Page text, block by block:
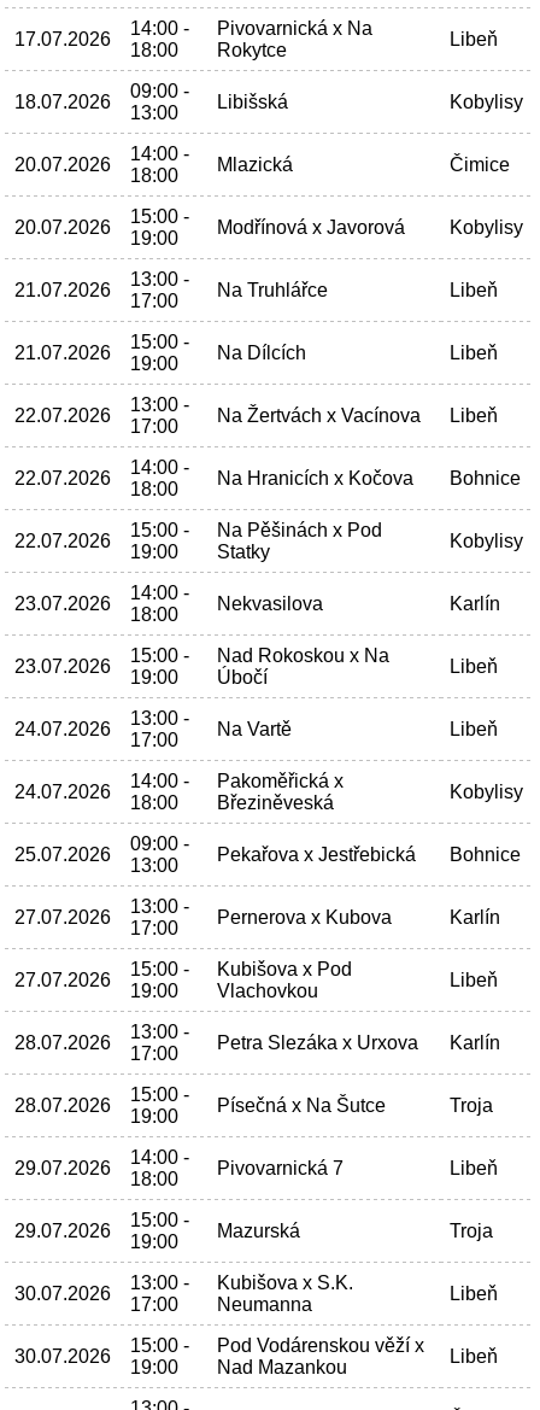
17.07.2026
14:00 -
18:00
Pivovarnická x Na
Rokytce
Libeň
18.07.2026
09:00 -
13:00
Libišská Kobylisy
20.07.2026
14:00 -
18:00
Mlazická Čimice
20.07.2026
15:00 -
19:00
Modřínová x Javorová Kobylisy
21.07.2026
13:00 -
17:00
Na Truhlářce Libeň
21.07.2026
15:00 -
19:00
Na Dílcích Libeň
22.07.2026
13:00 -
17:00
Na Žertvách x Vacínova Libeň
22.07.2026
14:00 -
18:00
Na Hranicích x Kočova Bohnice
22.07.2026
15:00 -
19:00
Na Pěšinách x Pod
Statky
Kobylisy
23.07.2026
14:00 -
18:00
Nekvasilova Karlín
23.07.2026
15:00 -
19:00
Nad Rokoskou x Na
Úbočí
Libeň
24.07.2026
13:00 -
17:00
Na Vartě Libeň
24.07.2026
14:00 -
18:00
Pakoměřická x
Březiněveská
Kobylisy
25.07.2026
09:00 -
13:00
Pekařova x Jestřebická Bohnice
27.07.2026
13:00 -
17:00
Pernerova x Kubova Karlín
27.07.2026
15:00 -
19:00
Kubišova x Pod
Vlachovkou
Libeň
28.07.2026
13:00 -
17:00
Petra Slezáka x Urxova Karlín
28.07.2026
15:00 -
19:00
Písečná x Na Šutce Troja
29.07.2026
14:00 -
18:00
Pivovarnická 7 Libeň
29.07.2026
15:00 -
19:00
Mazurská Troja
30.07.2026
13:00 -
17:00
Kubišova x S.K.
Neumanna
Libeň
30.07.2026
15:00 -
19:00
Pod Vodárenskou věží x
Nad Mazankou
Libeň